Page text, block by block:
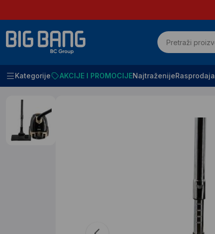
Kategorije AKCIJE I PROMOCIJENajtraženijeRasprodaja
Početna Mali kucni aparati Usisivaci